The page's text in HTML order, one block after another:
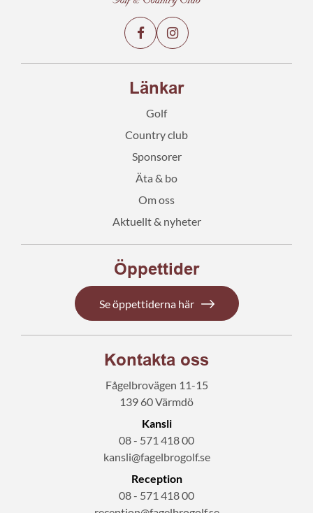
Länkar
Golf
Country club
Sponsorer
Äta & bo
Om oss
Aktuellt & nyheter
Öppettider
Se öppettiderna här
Kontakta oss
Fågelbrovägen 11-15
139 60 Värmdö
Kansli
08 - 571 418 00
kansli@fagelbrogolf.se
Reception
08 - 571 418 00